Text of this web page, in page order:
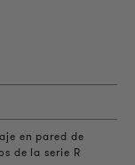
en pared de
de la serie R